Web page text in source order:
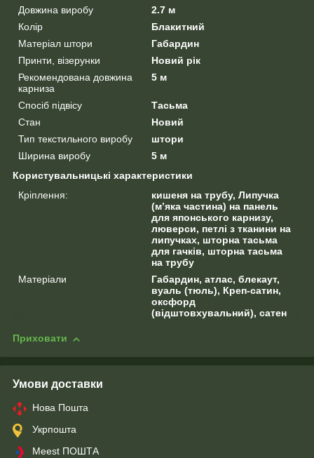
Довжина виробу
2.7 м
Колір
Блакитний
Матеріал штори
Габардин
Принти, візерунки
Новий рік
Рекомендована довжина
карниза
5 м
Спосіб підвісу
Тасьма
Стан
Новий
Тип текстильного виробу
штори
Ширина виробу
5 м
Користувальницькі характеристики
Кріплення:
кишеня на трубу, Липучка
(м’яка частина) на панель
для японського карнизу,
люверси, петлі з тканини на
липучках, шторна тасьма
для гачків, шторна тасьма
на трубу
Матеріали
Габардин, атлас, блекаут,
вуаль (тюль), Креп-сатин,
оксфорд
(відштовхувальний), сатен
Приховати
Умови доставки
Нова Пошта
Укрпошта
Meest ПОШТА